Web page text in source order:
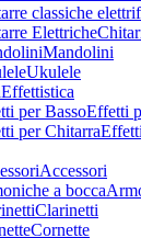
Mandolini
Ukulele
Effettistica
Effetti
Accessori
Clarinetti
Cornette